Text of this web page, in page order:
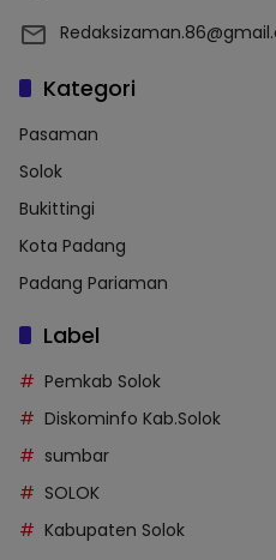
Kategori
Pasaman
Solok
Bukittingi
Kota Padang
Padang Pariaman
Label
Pemkab Solok
Diskominfo Kab.Solok
sumbar
SOLOK
Kabupaten Solok